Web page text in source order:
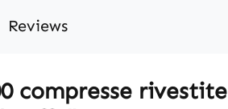
Reviews
compresse